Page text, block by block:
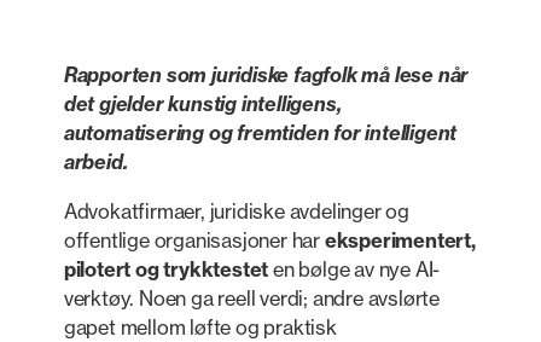
Rapporten som juridiske fagfolk må lese når
det gjelder kunstig intelligens,
automatisering og fremtiden for intelligent
arbeid.
Advokatfirmaer, juridiske avdelinger og
offentlige organisasjoner har eksperimentert,
pilotert og trykktestet en bølge av nye AI-
verktøy. Noen ga reell verdi; andre avslørte
gapet mellom løfte og praktisk